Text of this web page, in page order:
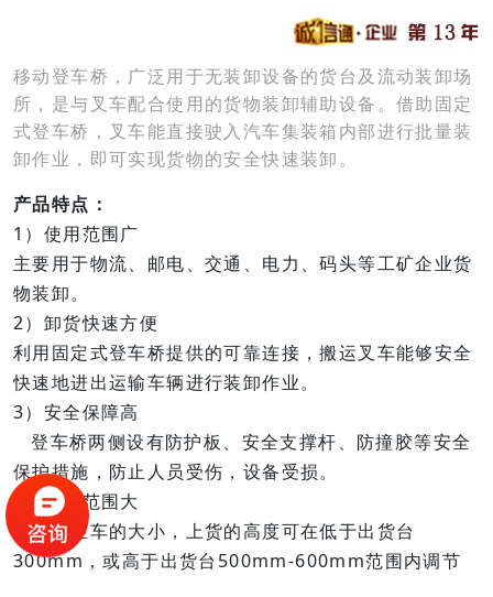
移动登车桥，广泛用于无装卸设备的货台及流动装卸场
所，是与叉车配合使用的货物装卸辅助设备。借助固定
式登车桥，叉车能直接驶入汽车集装箱内部进行批量装
卸作业，即可实现货物的安全快速装卸。
产品特点：
1）使用范围广
主要用于物流、邮电、交通、电力、码头等工矿企业货
物装卸。
2）卸货快速方便
利用固定式登车桥提供的可靠连接，搬运叉车能够安全
快速地进出运输车辆进行装卸作业。
3）安全保障高
登车桥两侧设有防护板、安全支撑杆、防撞胶等安全
保护措施，防止人员受伤，设备受损。
4）调节范围大
根据货柜车的大小，上货的高度可在低于出货台
300mm，或高于出货台500mm-600mm范围内调节